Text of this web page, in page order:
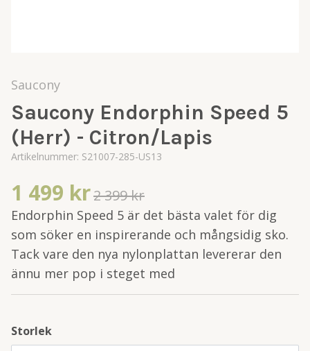
Saucony
Saucony Endorphin Speed 5
(Herr) - Citron/Lapis
Artikelnummer: S21007-285-US13
1 499 kr2 399 kr
Endorphin Speed 5 är det bästa valet för dig
som söker en inspirerande och mångsidig sko.
Tack vare den nya nylonplattan levererar den
ännu mer pop i steget med
Storlek